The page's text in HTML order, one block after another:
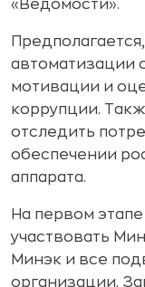
«Ведомости».
автоматизации
мотивации и
коррупции.
отследить
обеспечении
аппарата.
На первом
участвовать
Минэк и все
организации.